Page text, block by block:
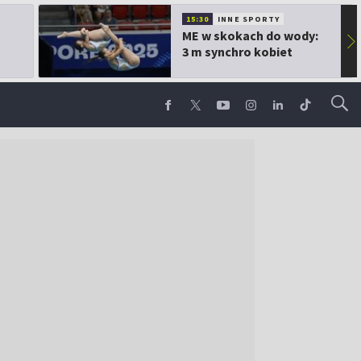
15:30 INNE SPORTY
ME w skokach do wody:
3 m synchro kobiet
▶